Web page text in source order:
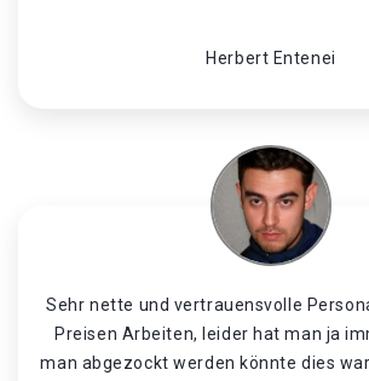
Herbert Entenei
Sehr nette und vertrauensvolle
Preisen Arbeiten, leider hat man ja
man abgezockt werden könnte dies